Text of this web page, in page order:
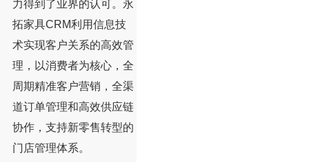
力得到了业界的认可。永
拓家具CRM利用信息技
术实现客户关系的高效管
理，以消费者为核心，全
周期精准客户营销，全渠
道订单管理和高效供应链
协作，支持新零售转型的
门店管理体系。